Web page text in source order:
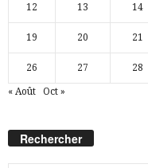
12 13 14
19 20 21
26 27 28
« Août Oct »
Rechercher